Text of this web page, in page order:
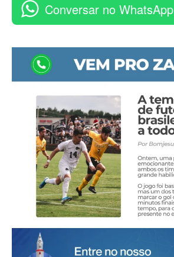
Conversar no WhatsApp